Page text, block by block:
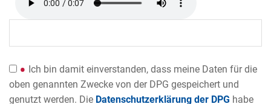
Ich bin damit einverstanden, dass meine Daten für die
oben genannten Zwecke von der DPG gespeichert und
genutzt werden. Die Datenschutzerklärung der DPG habe